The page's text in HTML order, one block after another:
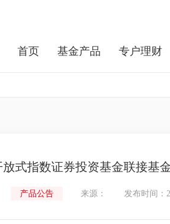
首页 基金产品 专户理财
式指数证券投资基金联接基
产品公告 来源： 发布时间：